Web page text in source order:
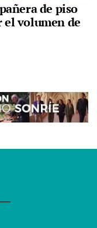
de piso
volumen de